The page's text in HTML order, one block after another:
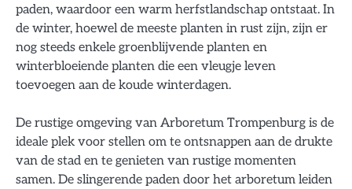
paden, waardoor een warm herfstlandschap ontstaat. In
de winter, hoewel de meeste planten in rust zijn, zijn er
nog steeds enkele groenblijvende planten en
winterbloeiende planten die een vleugje leven
toevoegen aan de koude winterdagen.
De rustige omgeving van Arboretum Trompenburg is de
ideale plek voor stellen om te ontsnappen aan de drukte
van de stad en te genieten van rustige momenten
samen. De slingerende paden door het arboretum leiden